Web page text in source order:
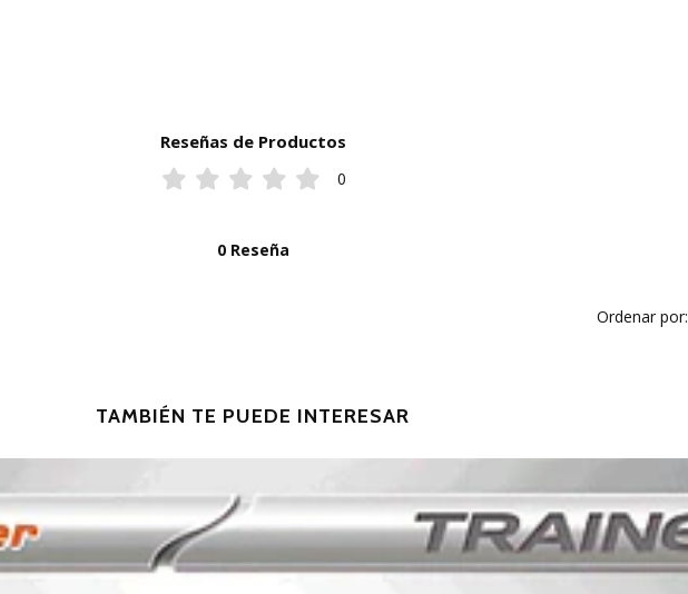
Reseñas de Productos
0
0 Reseña
Ordenar por:
TAMBIÉN TE PUEDE INTERESAR